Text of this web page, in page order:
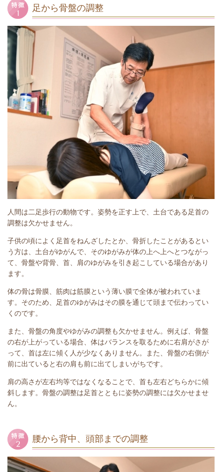
足から骨盤の調整
人間は二足歩行の動物です。姿勢を正す上で、土台である足首の
調整は欠かせません。
子供の頃によく足首をねんざしたとか、骨折したことがあるとい
う方は、土台がゆがんで、そのゆがみが体の上へ上へとつながっ
て、骨盤や背骨、首、肩のゆがみを引き起こしている場合があり
ます。
体の骨は骨膜、筋肉は筋膜という薄い膜で全体が被われていま
す。そのため、足首のゆがみはその膜を通じて頭まで伝わってい
くのです。
また、骨盤の角度やゆがみの調整も欠かせません。例えば、骨盤
の右が上がっている場合、体はバランスを取るために右肩がさが
って、首は左に傾く人が少なくありません。また、骨盤の右側が
前に出ていると右の肩も前に出てしまいがちです。
肩の高さが左右均等ではなくなることで、首も左右どちらかに傾
斜します。骨盤の調整は足首とともに姿勢の調整には欠かせませ
ん。
腰から背中、頭部までの調整